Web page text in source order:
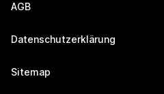
AGB
Datenschutzerklärung
Sitemap